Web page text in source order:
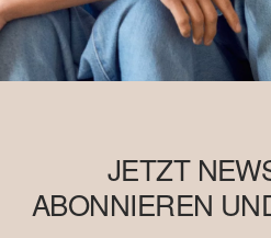
JETZT
ABONNIEREN